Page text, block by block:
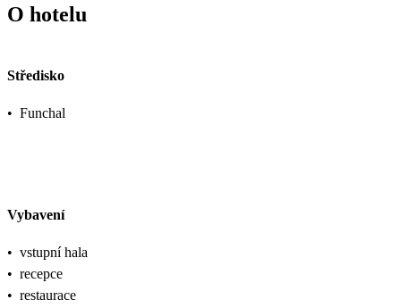
O hotelu
Středisko
• Funchal
Vybavení
• vstupní hala
• recepce
• restaurace